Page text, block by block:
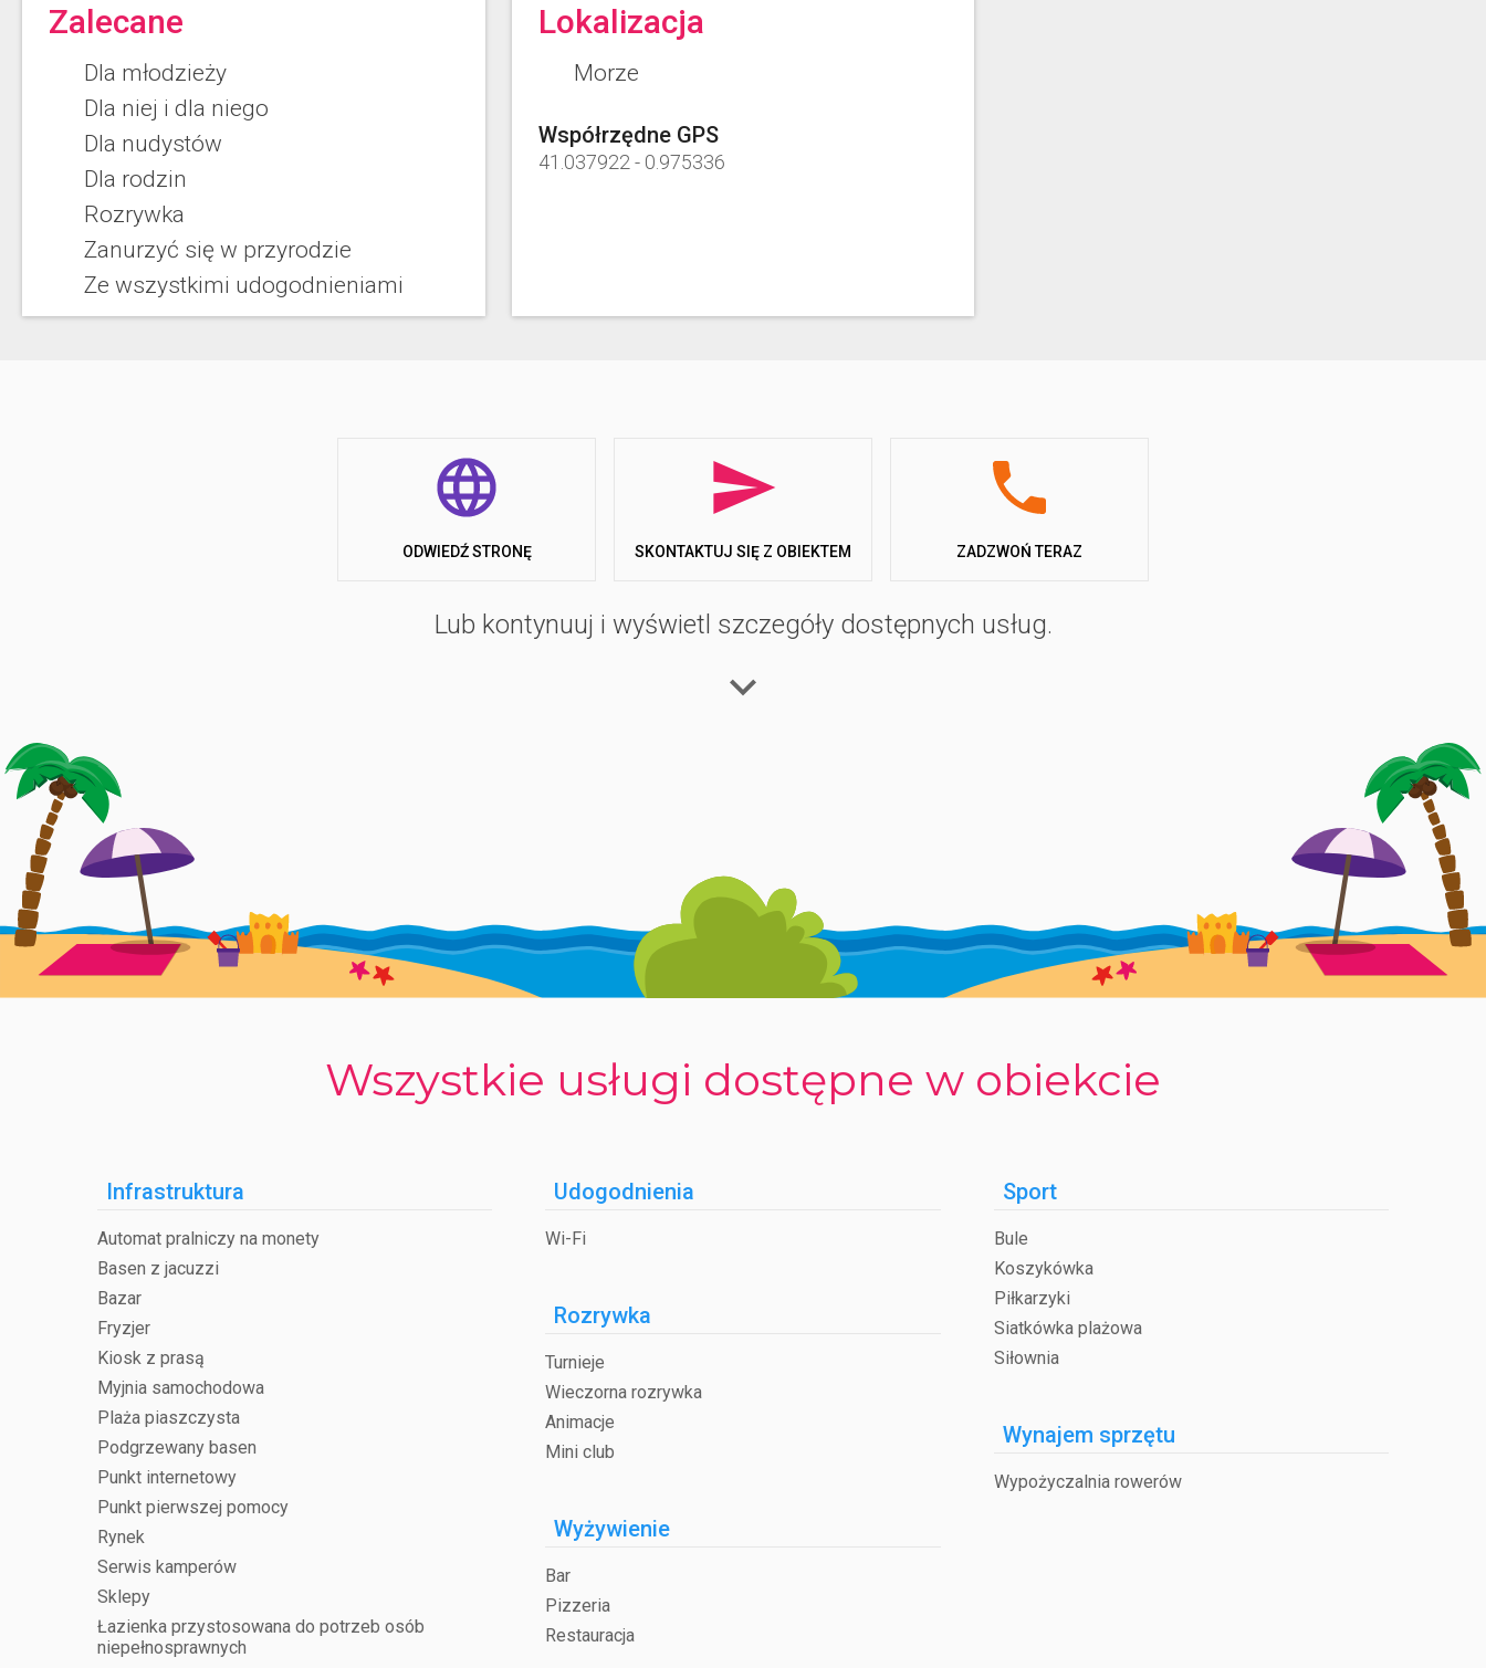
Zalecane
Dla młodzieży
Dla niej i dla niego
Dla nudystów
Dla rodzin
Rozrywka
Zanurzyć się w przyrodzie
Ze wszystkimi udogodnieniami
Lokalizacja
Morze
Współrzędne GPS
41.037922 - 0.975336
ODWIEDŹ STRONĘ SKONTAKTUJ SIĘ Z OBIEKTEM ZADZWOŃ TERAZ
Lub kontynuuj i wyświetl szczegóły dostępnych usług.
Wszystkie usługi dostępne w obiekcie
Infrastruktura
Automat pralniczy na monety
Basen z jacuzzi
Bazar
Fryzjer
Kiosk z prasą
Myjnia samochodowa
Plaża piaszczysta
Podgrzewany basen
Punkt internetowy
Punkt pierwszej pomocy
Rynek
Serwis kamperów
Sklepy
Łazienka przystosowana do potrzeb osób
niepełnosprawnych
Udogodnienia
Wi-Fi
Rozrywka
Turnieje
Wieczorna rozrywka
Animacje
Mini club
Wyżywienie
Bar
Pizzeria
Restauracja
Sport
Bule
Koszykówka
Piłkarzyki
Siatkówka plażowa
Siłownia
Wynajem sprzętu
Wypożyczalnia rowerów